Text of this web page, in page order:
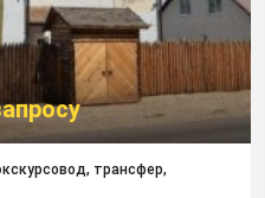
трансфер,